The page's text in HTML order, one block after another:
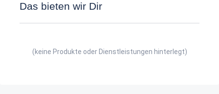
Das bieten wir Dir
(keine Produkte oder Dienstleistungen hinterlegt)